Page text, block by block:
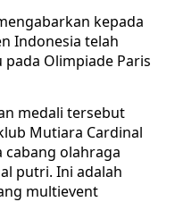
kepada
Indonesia telah
Olimpiade Paris
medali tersebut
Mutiara Cardinal
cabang olahraga
putri. Ini adalah
multievent